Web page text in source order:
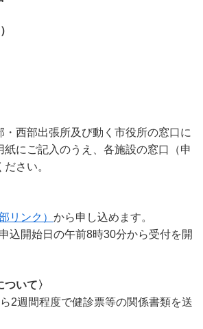
・西部出張所及び動く市役所の窓口に
紙にご記入のうえ、各施設の窓口（申
さい。
リンク） から申し込めます。
込開始日の午前8時30分から受付を開
いて〉
2週間程度で健診票等の関係書類を送